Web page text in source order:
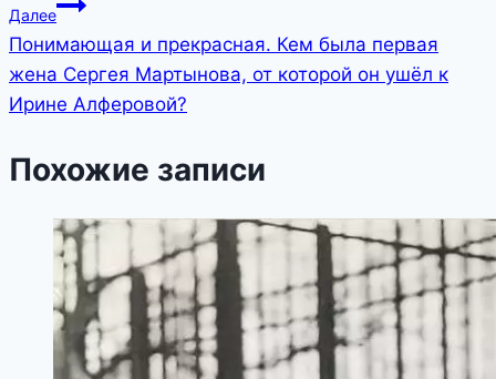
записям
Далее
Понимающая и прекрасная. Кем была первая
жена Сергея Мартынова, от которой он ушёл к
Ирине Алферовой?
Похожие записи